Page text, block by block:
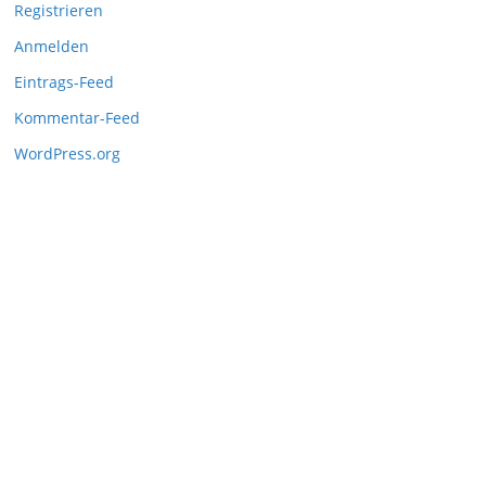
Registrieren
Anmelden
Eintrags-Feed
Kommentar-Feed
WordPress.org